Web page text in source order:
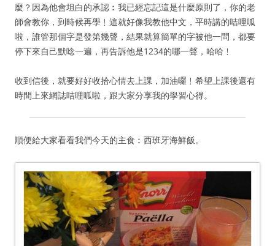
麼？因為他會坦白的承認︰我已經忘記這是什麼原則了，你的老
師會教你，到時候再學﹗這就好像我教他中文，平時講的咭哩呱
啦，誰管那個字是發第幾聲，結果就算簡單的字被他一問，都要
停下來自己默唸一遍，再告訴他是1234的哪一聲，哈哈﹗
收到信後，就要好好收拾心情去上課，加油囉﹗希望上課後還有
時間上來網誌咭哩呱啦，跟大家分享我的學習心得。
順便給大家看看我們今天的主食︰西班牙海鮮飯。